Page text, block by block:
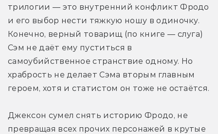
трилогии — это внутренний конфликт Фродо
и его выбор нести тяжкую ношу в одиночку.
Конечно, верный товарищ (по книге — слуга)
Сэм не даёт ему пуститься в
самоубийственное странствие одному. Но
храбрость не делает Сэма вторым главным
героем, хотя и статистом он тоже не остаётся.
Джексон сумел снять историю Фродо, не
превращая всех прочих персонажей в крутые